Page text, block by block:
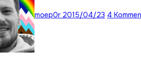
moep0r 2015/04/23 4